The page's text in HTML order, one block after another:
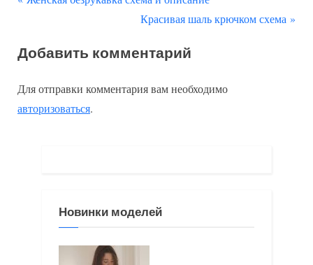
записям
д
д
у
С
е
у
а
Красивая шаль крючком схема
Добавить комментарий
Для отправки комментария вам необходимо
авторизоваться.
Новинки моделей